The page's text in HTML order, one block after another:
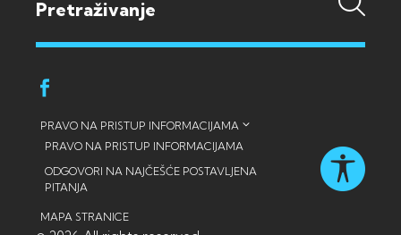
PRAVO NA PRISTUP INFORMACIJAMA
PRAVO NA PRISTUP INFORMACIJAMA
ODGOVORI NA NAJČEŠĆE POSTAVLJENA
PITANJA
MAPA STRANICE